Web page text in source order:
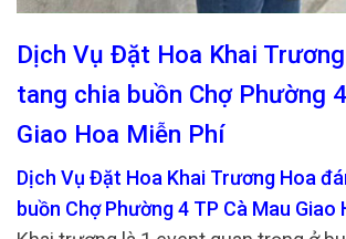
Dịch Vụ Đặt Hoa Khai
tang chia buồn Chợ Phường
Giao Hoa Miễn Phí
Dịch Vụ Đặt Hoa Khai Trương Hoa
buồn Chợ Phường 4 TP Cà Mau Giao